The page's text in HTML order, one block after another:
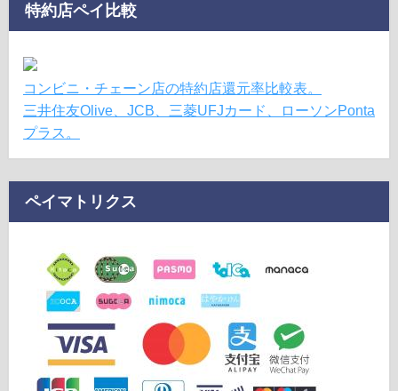
特約店ペイ比較
コンビニ・チェーン店の特約店還元率比較表。
三井住友Olive、JCB、三菱UFJカード、ローソンPonta
プラス。
ペイマトリクス